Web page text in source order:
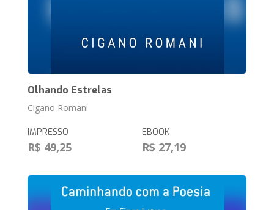
Olhando Estrelas
Cigano Romani
IMPRESSO
R$ 49,25
EBOOK
R$ 27,19